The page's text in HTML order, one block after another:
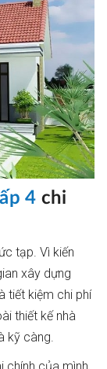
4 chi
tạp. Vì kiến
xây dựng
tiết kiệm chi phí
thiết kế nhà
kỹ càng.